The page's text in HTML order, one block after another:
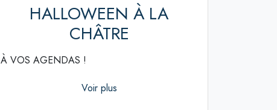
HALLOWEEN À LA
CHÂTRE
À VOS AGENDAS !
Voir plus